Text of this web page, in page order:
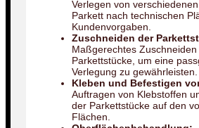
Verlegen von
Parkett nach technischen
Kundenvorgaben.
Zuschneiden der
Maßgerechtes
Parkettstücke, um eine
Verlegung zu gewährleisten.
Kleben und Befestigen
Auftragen von Klebstoffen
der Parkettstücke auf den
Flächen.